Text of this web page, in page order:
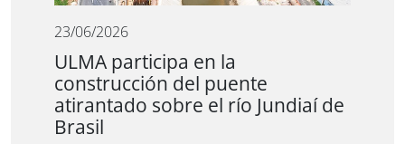
23/06/2026
ULMA participa en la
construcción del puente
atirantado sobre el río Jundiaí de
Brasil